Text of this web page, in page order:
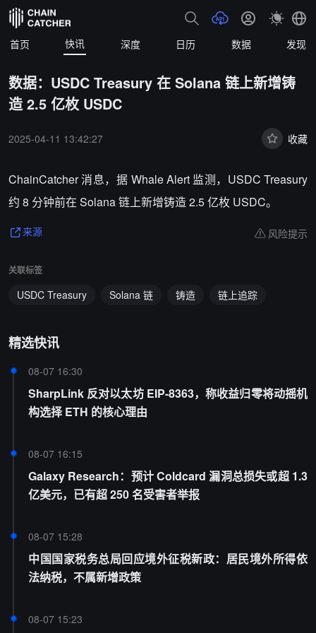
首页 快讯 深度 日历 数据 发现
数据：USDC Treasury 在 Solana 链上新增铸
造 2.5 亿枚 USDC
2025-04-11 13:42:27 收藏
ChainCatcher 消息，据 Whale Alert 监测，USDC Treasury
约 8 分钟前在 Solana 链上新增铸造 2.5 亿枚 USDC。
来源 风险提示
关联标签
USDC Treasury Solana 链 铸造 链上追踪
精选快讯
08-07 16:30
SharpLink 反对以太坊 EIP-8363，称收益归零将动摇机
构选择 ETH 的核心理由
08-07 16:15
Galaxy Research：预计 Coldcard 漏洞总损失或超 1.3
亿美元，已有超 250 名受害者举报
08-07 15:28
中国国家税务总局回应境外征税新政：居民境外所得依
法纳税，不属新增政策
08-07 15:23